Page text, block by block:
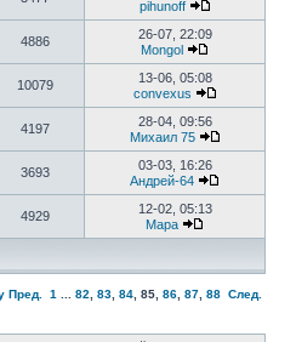
pihunoff
4886
26-07, 22:09
Mongol
10079
13-06, 05:08
convexus
4197
28-04, 09:56
Михаил 75
3693
03-03, 16:26
Андрей-64
4929
12-02, 05:13
Мара
Пред. 1 82 83 84 85 86 87 88 След.